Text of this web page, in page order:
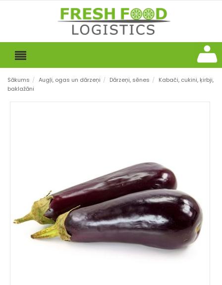
Sākums / Augļi, ogas un dārzeņi / Dārzeņi, sēnes / Kabači, cukini, ķirbji,
baklažāni